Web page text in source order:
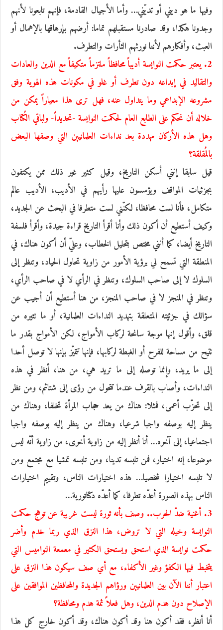
وفيها ما هو ديني أو تديّني… وأما الأجيال القادمة، فإنهم تابعونا لأنهم
وجدونا هكذا، وقد صادرنا مستقبلهم تماما: أرضهم بإرهاقها بالإهمال أو
العبث، وأفكارهم لأننا نورثهم الثأرات والتطرف.
2. يعتبر حكمت النوايسة أديباً محافظاً ملتزماً متكيفاً مع الدين والعادات
والتقاليد في إبداعه دون تطرف أو غلو في مكونات هذه الهوية وفق
مشروعه الإبداعي وما يتداول عنه، فهل ترى هذا معياراً يمكن من
خلاله أن نحكم على الطابع العام لحكمت النوايسة -تحديداً- ولباقي الكُتاب
وهل هذه الأركان مهددة بعد نداءات العلمانيين التي وصفها البعض
بالمُقلقة؟
قيل سابقا إنني أسكن التاريخ، وقيل كثير غير ذلك ممن يكتفون
بجزئيات المواقف ويؤسسون عليها رأيهم في الأديب، الأديب عالم
متكامل، فأنا لست محافظا، لكنّني لست متطرفا في البحث عن الجديد،
وكيف أستطيع أن أكون ذلك وأنا أقرأ التاريخ قراءة جيدة، وأقرأ فلسفة
التاريخ أيضا، كما أنني مختص بتحليل الخطاب، وعليّ أن أكون هناك، في
المنطقة التي تسمح لي برؤية الأمور من زاوية تحاول الحياد، وتنظر إلى
السلوك لا إلى صاحب السلوك، وتنظر في الرأي لا في صاحب الرأي،
وتنظر في المنجز لا في صاحب المنجز، من هنا أستطيع أن أجيب عن
سؤالك في جزئيته المتعلقة بتهديد النداءات العلمانية، أو ما تثيره من
قلق، وأقول إنها موجة سانحة لركاب الأمواج، لكن الأمواج بقدر ما
تتيح من مساحة للفرح أو الغبطة لركابها، فإنها تتميّز بإنها لا توصل أحدا
إلى ما يريد، وإنما توصله إلى ما تريد هي، من هنا، أنظر في هذه
النداءات، وأصاب بالقرف عندما تتحول من رؤى إلى شتائم، ومن نظر
إلى تحزّب أعمى، فمثلا: هناك من يعد حجاب المرأة تخلفا، وهناك من
ينظر إليه بوصفه واجبا شرعيا، وهناك من ينظر إليه بوصفه واجبا
اجتماعيا، إلى آخره… أنا أنظر إليه من زاوية أخرى، من زاوية أنّه ليس
موضوعا، إنه اختيار، فمن تلبسه تدينا، ومن تلبسه تمشيا مع مجتمع ومن
لا تلبسه اختيارا شخصيا… هذه اختيارات الناس، وتقييم اختيارات
الناس بهذه الصورة أعدّه تطرفا، كما أعدّه دكتاتورية…
3. أغنية ضدّ الحرب.. وصف بأنه ثورة ليست غريبة عن توهج حكمت
النوايسة وخيله التي لا تروض، هذا النزق الذي ربما خدم وأضر
حكمت نوايسة الذي استحق ويستحق الكثير في معمعة النواميس التي
يتخبط فيها الكفؤ وغير الأكفاء، مع أي صف سيكون هذا النزق على
اعتبار أننا الآن بين العلمانيين ورؤاهم الجديدة والمحافظين الموافقين على
الإصلاح دون هدم الدين، وهل فعلاً ثمة هدم ومحافظة؟
أنا أنظر، فقد أكون هنا وقد أكون هناك، وقد أكون خارج كل هذا